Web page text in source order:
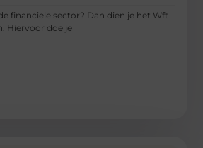
financiele sector? Dan dien je het Wft
Hiervoor doe je